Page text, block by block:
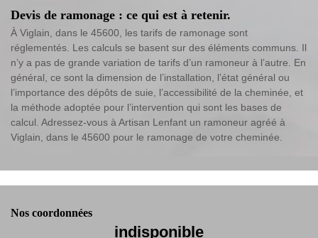
Devis de ramonage : ce qui est à retenir.
À Viglain, dans le 45600, les tarifs de ramonage sont
réglementés. Les calculs se basent sur des éléments communs. Il
n’y a pas de grande variation de tarifs d’un ramoneur à l’autre. En
général, ce sont la dimension de l’installation, l’état général ou
l’importance des dépôts de suie, l’accessibilité de la cheminée, et
la méthode adoptée pour l’intervention qui sont les bases de
calcul. Adressez-vous à Artisan Lenfant un ramoneur agréé à
Viglain, dans le 45600 pour le ramonage de votre cheminée.
Nos coordonnées
indisponible